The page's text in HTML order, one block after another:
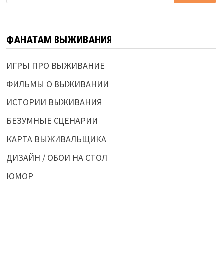
ФАНАТАМ ВЫЖИВАНИЯ
ИГРЫ ПРО ВЫЖИВАНИЕ
ФИЛЬМЫ О ВЫЖИВАНИИ
ИСТОРИИ ВЫЖИВАНИЯ
БЕЗУМНЫЕ СЦЕНАРИИ
КАРТА ВЫЖИВАЛЬЩИКА
ДИЗАЙН / ОБОИ НА СТОЛ
ЮМОР